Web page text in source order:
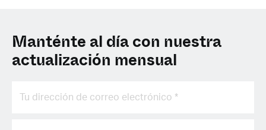
Manténte al día con nuestra
actualización mensual